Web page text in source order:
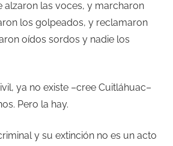
alzaron las voces, y marcharon
los golpeados, y reclamaron
oídos sordos y nadie los
ya no existe –cree Cuitláhuac–
Pero la hay.
y su extinción no es un acto